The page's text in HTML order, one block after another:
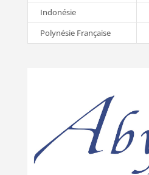
Indonésie
Polynésie Française